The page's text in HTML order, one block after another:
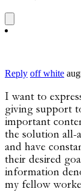
Reply off white
I want to
giving support
important
the solution all-
and have
their desired
information
my fellow